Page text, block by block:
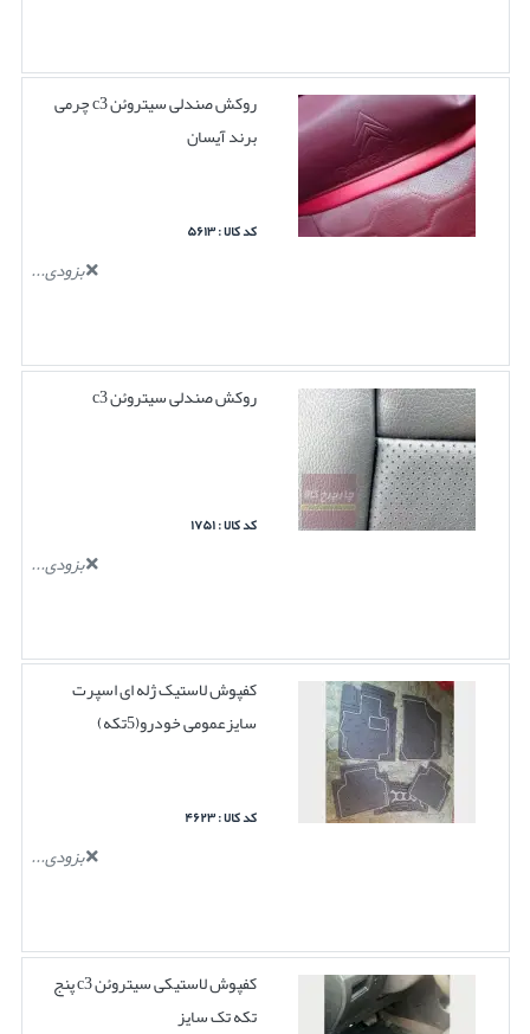
روکش صندلی سیتروئن c3 چرمی
برند آیسان
کد کالا : ۵۶۱۳
بزودی...
روکش صندلی سیتروئن c3
کد کالا : ۱۷۵۱
بزودی...
کفپوش لاستیک ژله ای اسپرت
سایزعمومی خودرو(5تکه)
کد کالا : ۴۶۲۳
بزودی...
کفپوش لاستیکی سیتروئن c3 پنج
تکه تک سایز